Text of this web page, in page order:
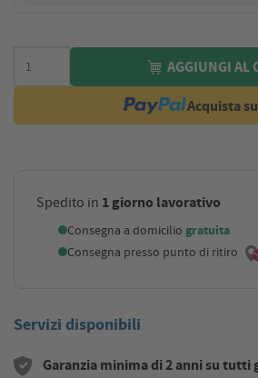
AGGIUNGI AL
Acquista
Spedito in 1 giorno lavorativo
Consegna a domicilio gratuita
Consegna presso punto di ritiro
Servizi disponibili
Garanzia minima di 2 anni su